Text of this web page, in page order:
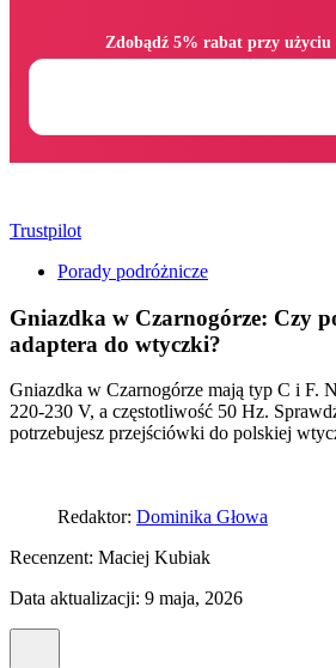
Trustpilot
Porady podróżnicze
Gniazdka w Czarnogórze: Czy
adaptera do wtyczki?
Gniazdka w Czarnogórze mają typ C i F.
220-230 V, a częstotliwość 50 Hz.
potrzebujesz przejściówki do polskiej
Redaktor: Dominika Głowa
Recenzent: Maciej Kubiak
Data aktualizacji: 9 maja, 2026